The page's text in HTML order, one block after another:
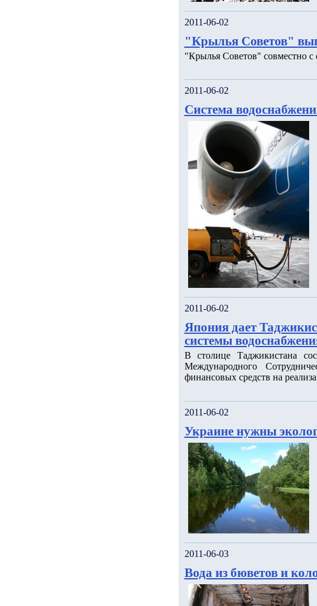
2011-06-02
"Крылья Советов"
"Крылья Советов" совместно
2011-06-02
Система
2011-06-02
Япония дает
системы
В столице Таджикистана
Международного
финансовых средств на
2011-06-02
Украине нужны
2011-06-03
Вода из бюветов и